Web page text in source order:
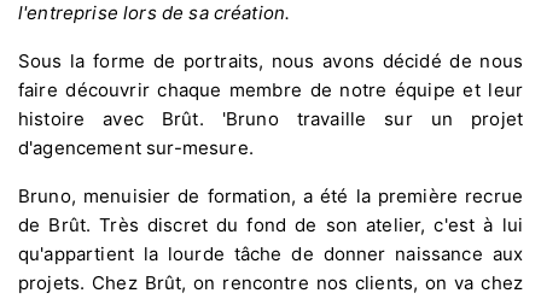
l'entreprise lors de sa création.
Sous la forme de portraits, nous avons décidé de nous
faire découvrir chaque membre de notre équipe et leur
histoire avec Brût. 'Bruno travaille sur un projet
d'agencement sur-mesure.
Bruno, menuisier de formation, a été la première recrue
de Brût. Très discret du fond de son atelier, c'est à lui
qu'appartient la lourde tâche de donner naissance aux
projets. Chez Brût, on rencontre nos clients, on va chez